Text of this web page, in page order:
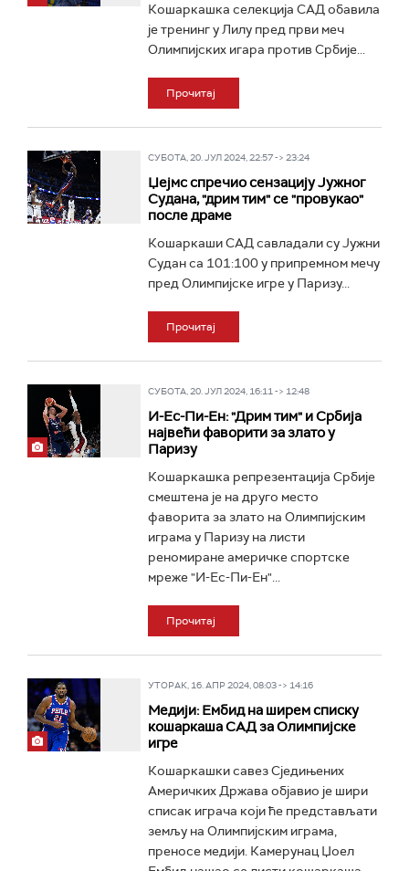
Кошаркашка селекција САД обавила
је тренинг у Лилу пред први меч
Олимпијских игара против Србије...
Прочитај
СУБОТА, 20. ЈУЛ 2024, 22:57 -> 23:24
Џејмс спречио сензацију Јужног
Судана, "дрим тим" се "провукао"
после драме
Кошаркаши САД савладали су Јужни
Судан са 101:100 у припремном мечу
пред Олимпијске игре у Паризу...
Прочитај
СУБОТА, 20. ЈУЛ 2024, 16:11 -> 12:48
И-Ес-Пи-Ен: "Дрим тим" и Србија
највећи фаворити за злато у
Паризу
Кошаркашка репрезентација Србије
смештена је на друго место
фаворита за злато на Олимпијским
играма у Паризу на листи
реномиране америчке спортске
мреже "И-Ес-Пи-Ен"...
Прочитај
УТОРАК, 16. АПР 2024, 08:03 -> 14:16
Медији: Ембид на ширем списку
кошаркаша САД за Олимпијске
игре
Кошаркашки савез Сједињених
Америчких Држава објавио је шири
списак играча који ће представљати
земљу на Олимпијским играма,
преносе медији. Камерунац Џоел